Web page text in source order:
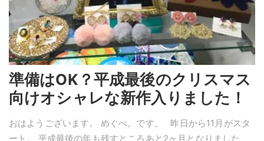
準備はOK？平成最後のクリスマス
向けオシャレな新作入りました！
おはようございます。 めぐぺ。です。 昨日から11月がスタ
ート。 平成最後の年も残すところあと2ヶ月となりました